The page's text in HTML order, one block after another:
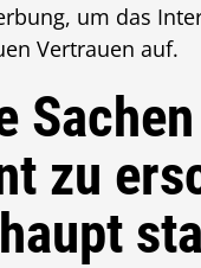
um das
Vertrauen auf.
zu